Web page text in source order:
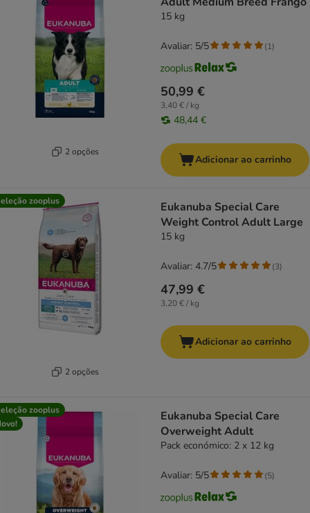
2 opções
15 kg
50,99 €
3,40 € / kg
48,44 €
Avaliar: 5/5 (1)
Adicionar ao carrinho
zooplus
2 opções
Eukanuba Special Care
Weight Control Adult Large
15 kg
47,99 €
3,20 € / kg
Avaliar: 4.7/5 (3)
Adicionar ao carrinho
zooplus
Eukanuba Special Care
Overweight Adult
Pack económico: 2 x 12 kg
Avaliar: 5/5 (5)